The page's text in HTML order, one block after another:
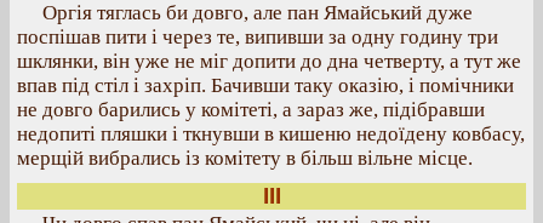
Оргія тяглась би довго, але пан Ямайський дуже
поспішав пити і через те, випивши за одну годину три
шклянки, він уже не міг допити до дна четверту, а тут же
впав під стіл і захріп. Бачивши таку оказію, і помічники
не довго барились у комітеті, а зараз же, підібравши
недопиті пляшки і ткнувши в кишеню недоїдену ковбасу,
мерщій вибрались із комітету в більш вільне місце.
III